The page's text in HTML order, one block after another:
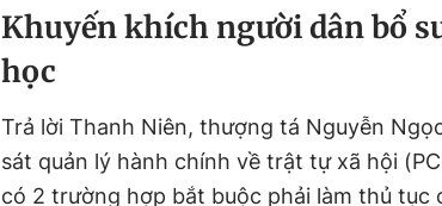
Khuyến khích người dân bổ
học
Trả lời Thanh Niên, thượng tá Nguyễn
sát quản lý hành chính về trật tự xã hội
có 2 trường hợp bắt buộc phải làm thủ tục